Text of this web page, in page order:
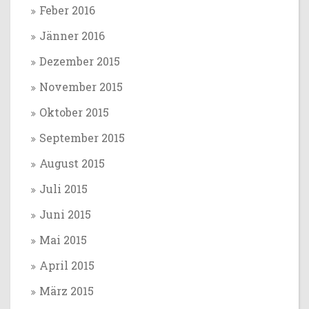
Feber 2016
Jänner 2016
Dezember 2015
November 2015
Oktober 2015
September 2015
August 2015
Juli 2015
Juni 2015
Mai 2015
April 2015
März 2015